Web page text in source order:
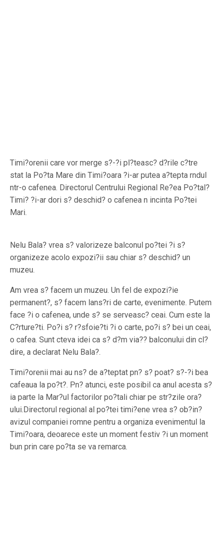
Timi?orenii care vor merge s?-?i pl?teasc? d?rile c?tre
stat la Po?ta Mare din Timi?oara ?i-ar putea a?tepta rndul
ntr-o cafenea. Directorul Centrului Regional Re?ea Po?tal?
Timi? ?i-ar dori s? deschid? o cafenea n incinta Po?tei
Mari.
Nelu Bala? vrea s? valorizeze balconul po?tei ?i s?
organizeze acolo expozi?ii sau chiar s? deschid? un
muzeu.
Am vrea s? facem un muzeu. Un fel de expozi?ie
permanent?, s? facem lans?ri de carte, evenimente. Putem
face ?i o cafenea, unde s? se serveasc? ceai. Cum este la
C?rture?ti. Po?i s? r?sfoie?ti ?i o carte, po?i s? bei un ceai,
o cafea. Sunt cteva idei ca s? d?m via?? balconului din cl?
dire, a declarat Nelu Bala?.
Timi?orenii mai au ns? de a?teptat pn? s? poat? s?-?i bea
cafeaua la po?t?. Pn? atunci, este posibil ca anul acesta s?
ia parte la Mar?ul factorilor po?tali chiar pe str?zile ora?
ului.Directorul regional al po?tei timi?ene vrea s? ob?in?
avizul companiei romne pentru a organiza evenimentul la
Timi?oara, deoarece este un moment festiv ?i un moment
bun prin care po?ta se va remarca.